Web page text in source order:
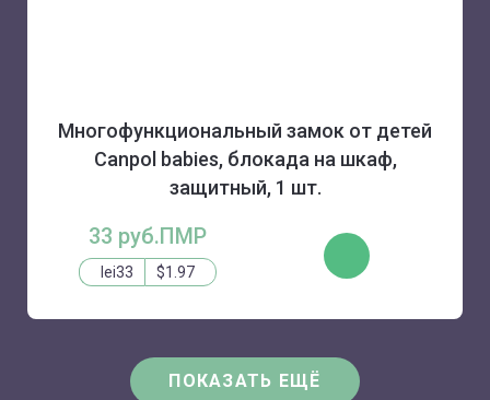
Многофункциональный замок от детей
Canpol babies, блокада на шкаф,
защитный, 1 шт.
33 руб.ПМР
lei33 $1.97
КУПИТЬ
ПОКАЗАТЬ ЕЩЁ